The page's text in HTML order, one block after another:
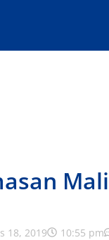
18, 2019 10:55 pm